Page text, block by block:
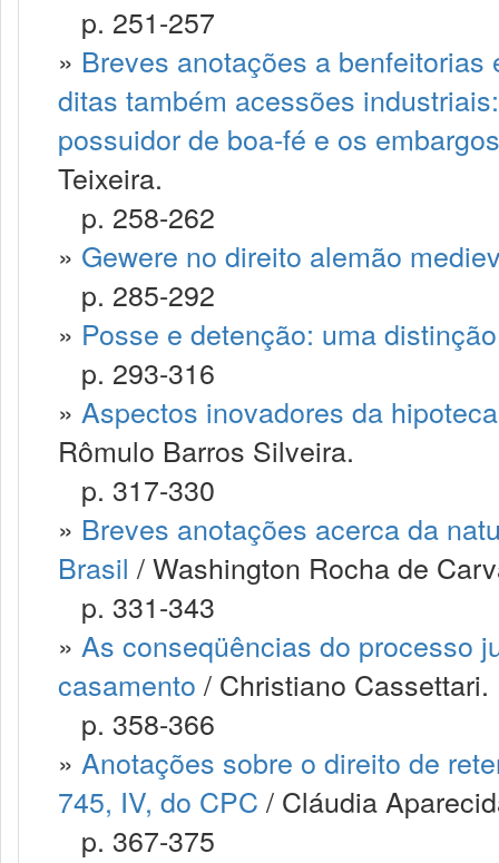
p. 251-257
» Breves anotações a
ditas também acessões
possuidor de boa-fé e os
Teixeira.
p. 258-262
» Gewere no direito alemão
p. 285-292
» Posse e detenção: uma
p. 293-316
» Aspectos inovadores da
Rômulo Barros Silveira.
p. 317-330
» Breves anotações acerca da
Brasil / Washington Rocha de
p. 331-343
» As conseqüências do processo
casamento / Christiano Cassettari.
p. 358-366
» Anotações sobre o direito de
745, IV, do CPC / Cláudia
p. 367-375